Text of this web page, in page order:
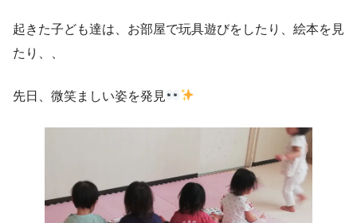
起きた子ども達は、お部屋で玩具遊びをしたり、絵本を見
たり、、
先日、微笑ましい姿を発見